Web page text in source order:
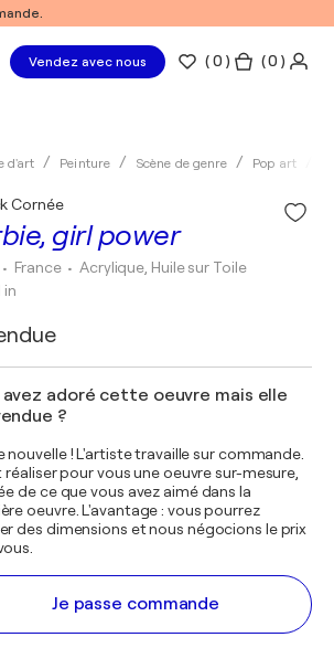
Vendez avec nous (0 ) ( 0 )
d'art Peinture Scène de genre Pop art
girl power
Cornée
• France •Acrylique, Huile sur Toile
in
avez adoré cette oeuvre mais elle
?
nouvelle ! L'artiste travaille sur commande.
réaliser pour vous une oeuvre sur-mesure,
de ce que vous avez aimé dans la
oeuvre. L'avantage : vous pourrez
des dimensions et nous négocions le prix
Je passe commande